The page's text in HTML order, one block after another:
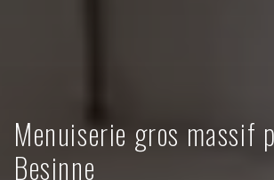
Menuiserie gros massif
Besinne